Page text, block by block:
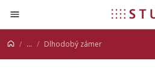
Prejsť na obsah
... Dlhodobý zámer